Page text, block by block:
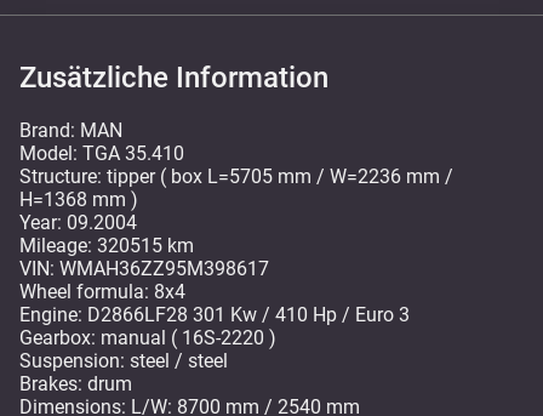
Zusätzliche Information
Brand: MAN
Model: TGA 35.410
Structure: tipper ( box L=5705 mm / W=2236 mm /
H=1368 mm )
Year: 09.2004
Mileage: 320515 km
VIN: WMAH36ZZ95M398617
Wheel formula: 8x4
Engine: D2866LF28 301 Kw / 410 Hp / Euro 3
Gearbox: manual ( 16S-2220 )
Suspension: steel / steel
Brakes: drum
Dimensions: L/W: 8700 mm / 2540 mm